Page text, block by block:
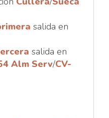
salida en
salida en
Alm Serv/CV-